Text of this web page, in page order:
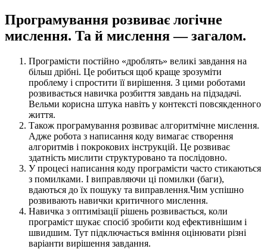
Програмування розвиває логічне
мислення. Та й мислення — загалом.
Програмісти постійно «дроблять» великі завдання на
більш дрібні. Це робиться щоб краще зрозуміти
проблему і спростити її вирішення. З цими роботами
розвивається навичка розбиття завдань на підзадачі.
Вельми корисна штука навіть у контексті повсякденного
життя.
Також програмування розвиває алгоритмічне мислення.
Адже робота з написання коду вимагає створення
алгоритмів і покрокових інструкцій. Це розвиває
здатність мислити структуровано та послідовно.
У процесі написання коду програмісти часто стикаються
з помилками. І виправляючи ці помилки (баги),
вдаються до їх пошуку та виправлення.Чим успішно
розвивають навички критичного мислення.
Навичка з оптимізації рішень розвивається, коли
програміст шукає спосіб зробити код ефективнішим і
швидшим. Тут підключається вміння оцінювати різні
варіанти вирішення завдання.